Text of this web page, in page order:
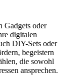
Gadgets oder
digitalen
DIY-Sets oder
begeistern
die sowohl
ansprechen.